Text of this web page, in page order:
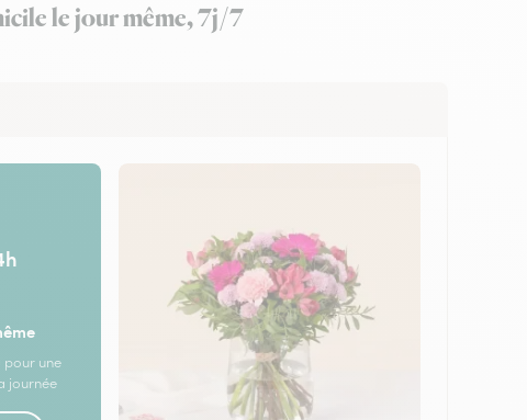
le jour même, 7j/7
pour une
journée